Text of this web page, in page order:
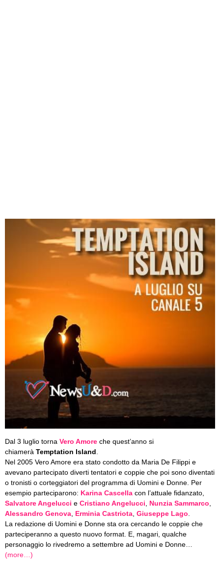
Dal 3 luglio torna Vero Amore che quest’anno si
chiamerà Temptation Island.
Nel 2005 Vero Amore era stato condotto da Maria De Filippi e
avevano partecipato diverti tentatori e coppie che poi sono diventati
o tronisti o corteggiatori del programma di Uomini e Donne. Per
esempio parteciparono: Karina Cascella con l’attuale fidanzato,
Salvatore Angelucci e Cristiano Angelucci, Nunzia Sammarco,
Alessandro Genova, Erminia Castriota, Giuseppe Lago.
La redazione di Uomini e Donne sta ora cercando le coppie che
parteciperanno a questo nuovo format. E, magari, qualche
personaggio lo rivedremo a settembre ad Uomini e Donne…
(more…)